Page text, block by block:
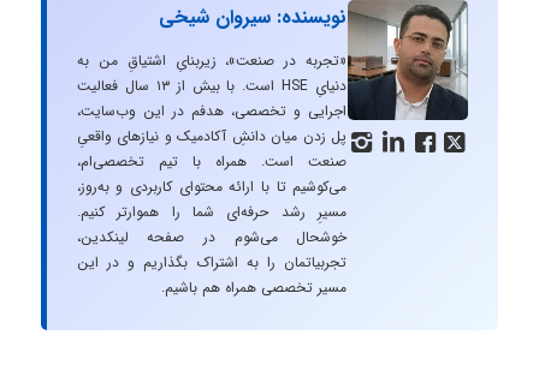
   
نویسنده: سیروان شیخی
«تجربه در صنعت»، زیربنایِ اشتیاقِ من به
دنیایِ HSE است. با بیش از ۱۳ سال فعالیت
اجرایی و تخصصی، هدفم در این وب‌سایت،
پل زدن میان دانشِ آکادمیک و نیازهای واقعیِ
صنعت است. همراه با تیم تخصصی‌ام،
می‌کوشیم تا با ارائه محتوای کاربردی و به‌روز،
مسیرِ رشد حرفه‌ای شما را هموارتر کنیم.
خوشحال می‌شوم در صفحه لینکدین،
تجربیاتمان را به اشتراک بگذاریم و در این
مسیر تخصصی همراه هم باشیم.